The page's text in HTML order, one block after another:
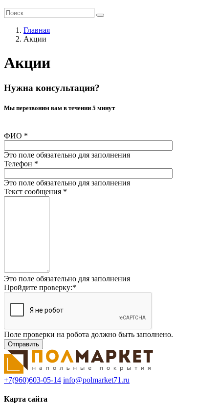
Главная
Акции
Акции
Нужна консультация?
Мы перезвоним вам в течении 5 минут
ФИО *
Это поле обязательно для заполнения
Телефон *
Это поле обязательно для заполнения
Текст сообщения *
Это поле обязательно для заполнения
Пройдите проверку:*
Поле проверки на робота должно быть заполнено.
+7(960)603-05-14 info@polmarket71.ru
Карта сайта